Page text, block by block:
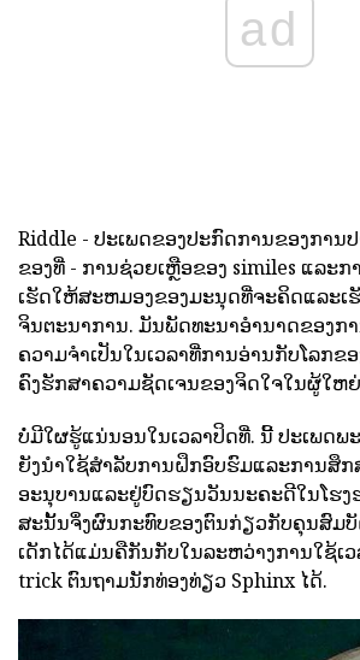
ad
Riddle - ປະເພດຂອງປະກົດການຂອງການ
ຂອງທີ່ - ການຊ່ວຍເຫຼືອຂອງ similes ແລະ
ເຮັດໃຫ້ສະຫມອງຂອງມະນຸດທີ່ຈະຄິດແລະເ
ຈິນຕະນາການ. ມັນພັດທະນາອໍານາດຂອງກ
ຄວາມຈໍາເປັນໃນເວລາທີ່ການອ່ານກັບໂລກຂ
ຄົງຮັກສາຄວາມຊັດເຈນຂອງຈິດໃຈໃນຜູ້ໃຫ
ບໍ່ມີໃຜຮູ້ແນ່ນອນໃນເວລາປິດທີ່. ນີ້ ປະເພດ
ຍັງນໍາໃຊ້ສໍາລັບການຝຶກອົບຮົມແລະການສຶກ
ອະນຸບານແລະຢູ່ບົດຮຽນວັນນະຄະດີໃນໂຮງ
ສະນັ້ນຈຶ່ງຜົນກະທົບຂອງຕົນກ່ຽວກັບຄຸນສົມບັ
ເດັກໄດ້ແມ່ນຄືກັນກັບໃນລະຫວ່າງການໃຊ້ເວ
trick ຕົນຖາມນັກທ່ອງທ່ຽວ Sphinx ໄດ້.